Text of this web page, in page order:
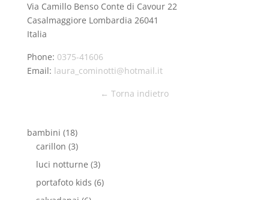
Via Camillo Benso Conte di Cavour 22
Casalmaggiore Lombardia 26041
Italia
Phone: 0375-41606
Email: laura_cominotti@hotmail.it
← Torna indietro
bambini (18)
carillon (3)
luci notturne (3)
portafoto kids (6)